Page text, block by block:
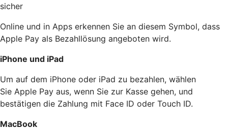
sicher
Online und in Apps erkennen Sie an diesem Symbol, dass
Apple Pay als Bezahllösung angeboten wird.
iPhone und iPad
Um auf dem iPhone oder iPad zu bezahlen, wählen
Sie Apple Pay aus, wenn Sie zur Kasse gehen, und
bestätigen die Zahlung mit Face ID oder Touch ID.
MacBook